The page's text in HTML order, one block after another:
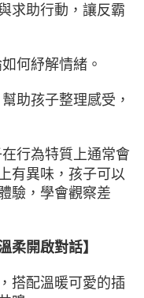
求助行動，讓反霸
何紓解情緒。
助孩子整理感受，
行為特質上通常會
有異味，孩子可以
驗，學會觀察差
柔開啟對話】
搭配溫暖可愛的插